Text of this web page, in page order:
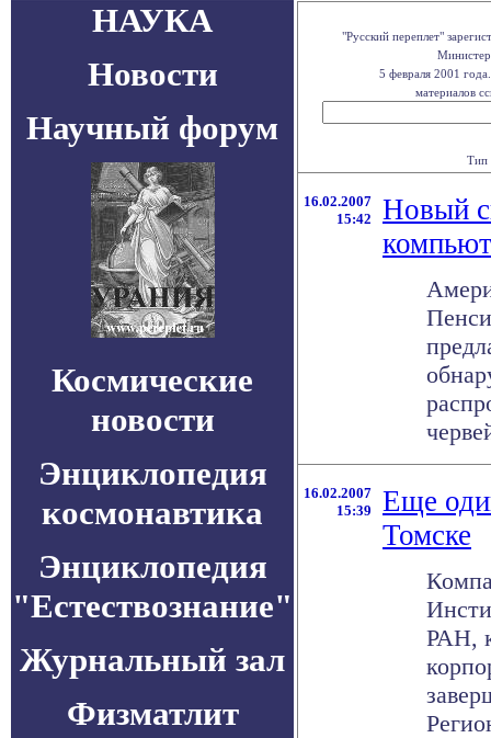
НАУКА
Новости
Научный форум
Космические
новости
Энциклопедия
космонавтика
Энциклопедия
"Естествознание"
Журнальный зал
Физматлит
"Русский переплет"
5 февраля 2001
материалов
Тип
16.02.2007
15:42
Новый
16.02.2007
15:39
Еще
Томске
РАН,